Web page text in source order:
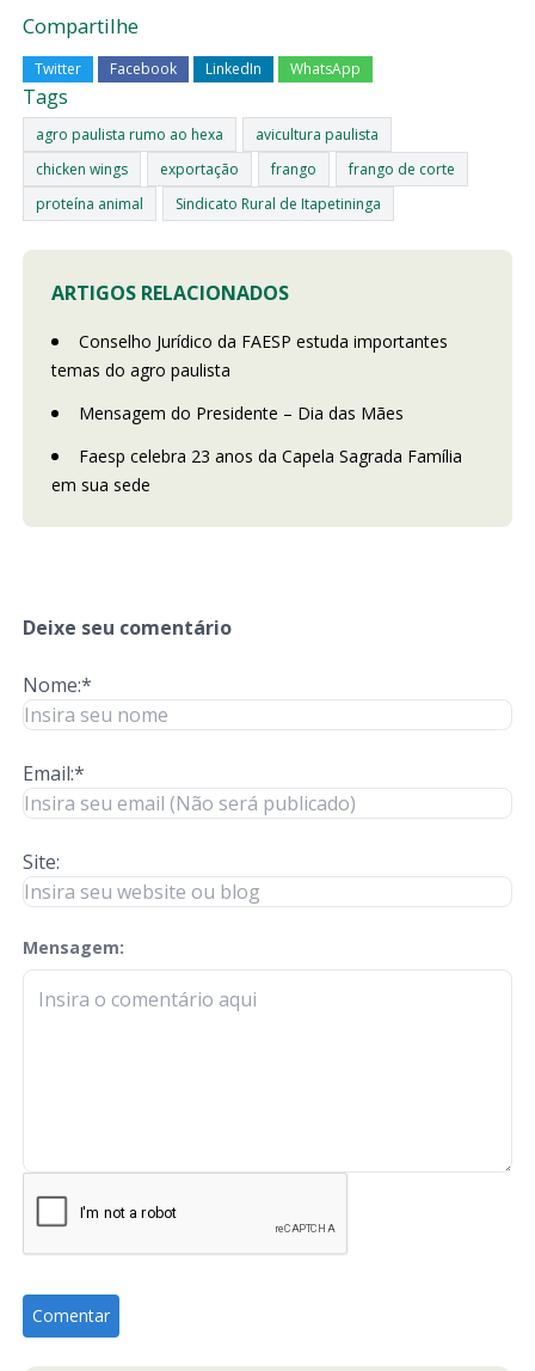
Compartilhe
Twitter Facebook LinkedIn WhatsApp
Tags
agro paulista rumo ao hexa
avicultura paulista
chicken wings
exportação frango
frango de corte
proteína animal
Sindicato Rural de Itapetininga
ARTIGOS RELACIONADOS
Conselho Jurídico da FAESP estuda importantes
temas do agro paulista
Mensagem do Presidente – Dia das Mães
Faesp celebra 23 anos da Capela Sagrada Família
em sua sede
Deixe seu comentário
Nome:*
Email:*
Site:
Mensagem:
check-terms